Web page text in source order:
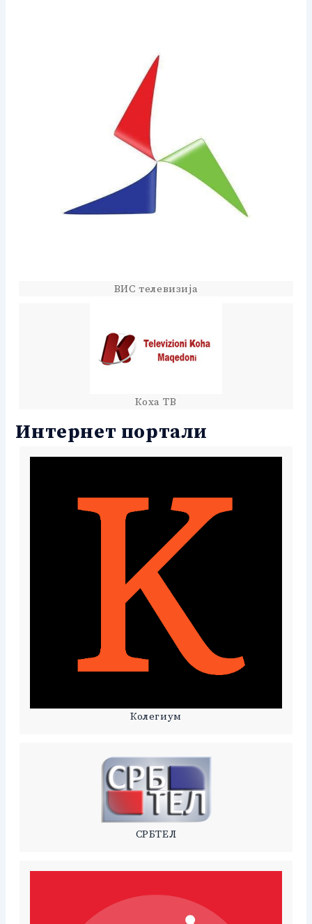
ВИС телевизија
Коха ТВ
Интернет портали
Колегиум
СРБТЕЛ